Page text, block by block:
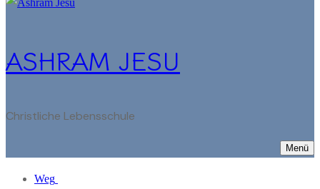
ASHRAM JESU
Christliche Lebensschule
Menü
Weg